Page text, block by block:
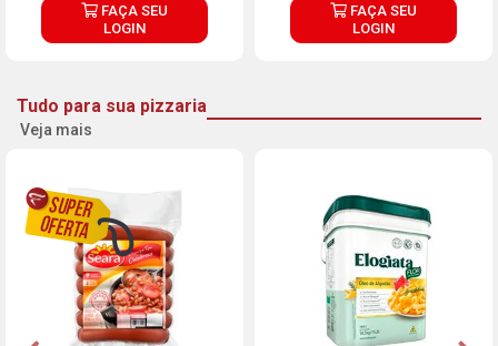
FAÇA SEU
LOGIN
FAÇA SEU
LOGIN
Tudo para sua pizzaria
Veja mais